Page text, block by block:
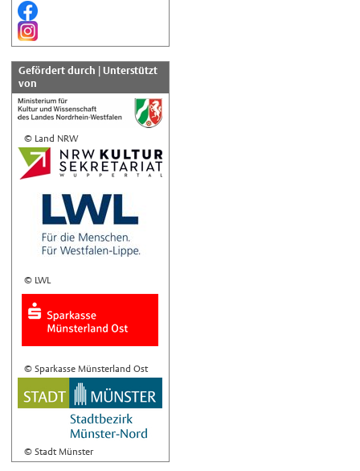
Gefördert durch | Unterstützt
von
© Land NRW
© LWL
© Sparkasse Münsterland Ost
© Stadt Münster